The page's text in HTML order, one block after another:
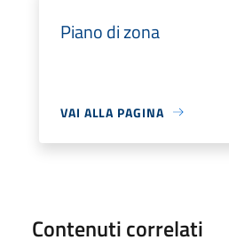
Piano di zona
VAI ALLA PAGINA
Contenuti correlati